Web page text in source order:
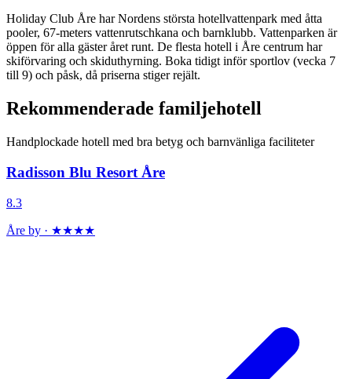
Holiday Club Åre har Nordens största hotellvattenpark med åtta
pooler, 67-meters vattenrutschkana och barnklubb. Vattenparken är
öppen för alla gäster året runt. De flesta hotell i Åre centrum har
skiförvaring och skiduthyrning. Boka tidigt inför sportlov (vecka 7
till 9) och påsk, då priserna stiger rejält.
Rekommenderade familjehotell
Handplockade hotell med bra betyg och barnvänliga faciliteter
Radisson Blu Resort Åre
8.3
Åre by · ★★★★